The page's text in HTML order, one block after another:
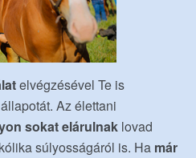
elvégzésével Te is
Az élettani
sokat elárulnak lovad
súlyosságáról is. Ha már